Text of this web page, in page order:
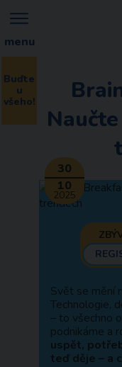
menu
Buďte
u
všeho!
30
10
2025
Svět se mění
Technologie,
– to všechno
podnikáme a
uspět,
teď děje – a